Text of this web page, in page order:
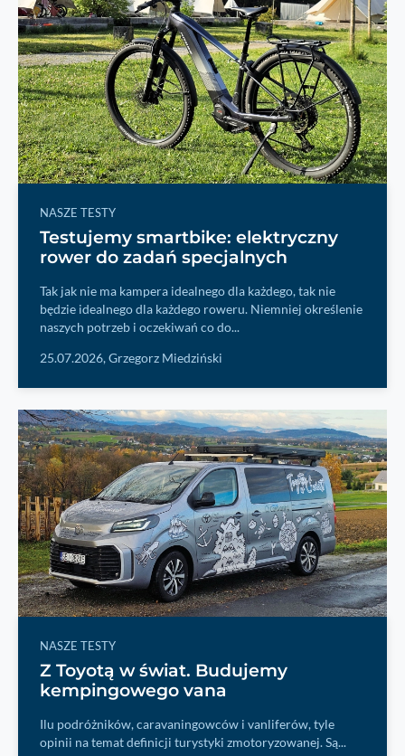
NASZE TESTY
Testujemy smartbike: elektryczny
rower do zadań specjalnych
Tak jak nie ma kampera idealnego dla każdego, tak nie
będzie idealnego dla każdego roweru. Niemniej określenie
naszych potrzeb i oczekiwań co do...
25.07.2026,Grzegorz Miedziński
NASZE TESTY
Z Toyotą w świat. Budujemy
kempingowego vana
Ilu podróżników, caravaningowców i vanliferów, tyle
opinii na temat definicji turystyki zmotoryzowanej. Są...